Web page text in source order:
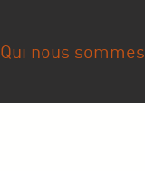
Qui nous sommes